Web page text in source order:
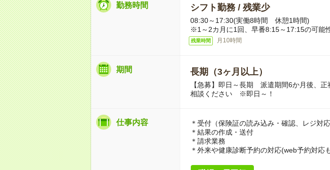
勤務時間 シフト勤務 / 残業少
08:30～17:30(実働8時間 休憩1時間)
※1～2カ月に1回、早番8:15～17:15の可能
残業時間 月10時間
期間 長期（3ヶ月以上）
【急募】即日～長期 派遣期間6か月後、
相談ください ※即日～！
仕事内容
＊受付（保険証の読み込み・確認、レジ対応
＊結果の作成・送付
＊請求業務
＊外来や健康診断予約の対応(web予約対応